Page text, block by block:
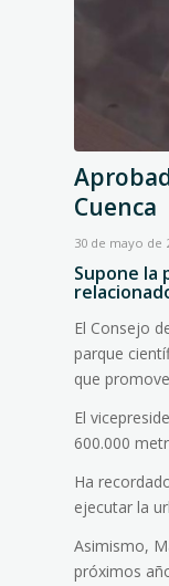
Cuenca
30 de mayo de
Supone la
El Consejo
parque
que
El
600.000
Ha
ejecutar la
Asimismo,
próximos